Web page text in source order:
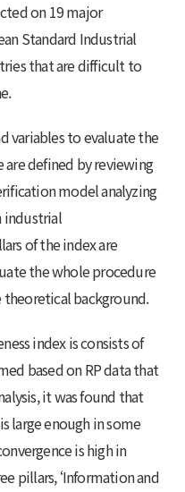
on 19 major
Standard Industrial
that are difficult to
variables to evaluate the
are defined by reviewing
model analyzing
industrial
of the index are
the whole procedure
theoretical background.
index is consists of
based on RP data that
it was found that
large enough in some
is high in
pillars, ‘Information and